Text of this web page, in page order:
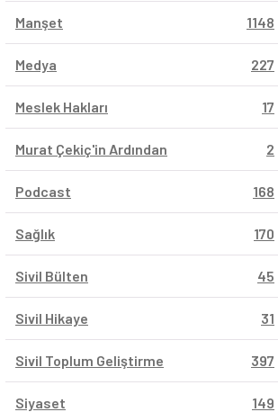
Manşet 1148
Medya 227
Meslek Hakları 17
Murat Çekiç'in Ardından 2
Podcast 168
Sağlık 170
Sivil Bülten 45
Sivil Hikaye 31
Sivil Toplum Geliştirme 397
Siyaset 149